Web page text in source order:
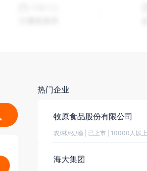
热门企业
牧原食品股份有限公司
农/林/牧/渔 已上市 10000人以上
海大集团